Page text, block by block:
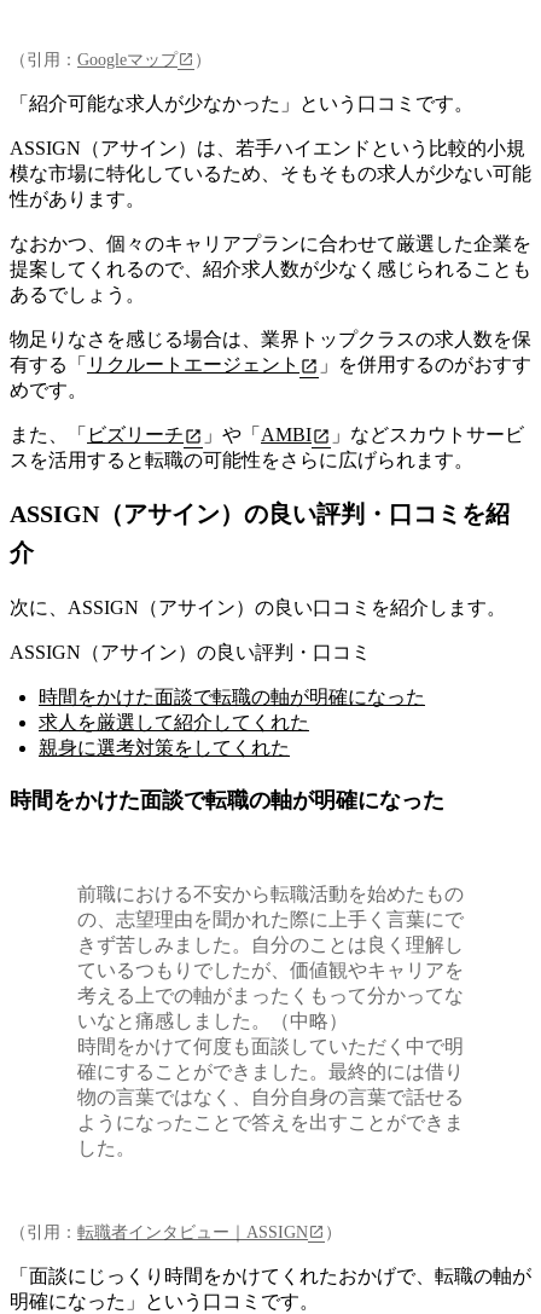
（引用： Googleマップ ）
「紹介可能な求人が少なかった」という口コミです。
ASSIGN（アサイン）は、 若手ハイエンドという比較的小規
模な市場に特化しているため、そもそもの求人が少ない可能
性があります。
なおかつ、個々のキャリアプランに合わせて厳選した企業を
提案してくれるので、紹介求人数が少なく感じられることも
あるでしょう。
物足りなさを感じる場合は、業界トップクラスの求人数を保
有する「 リクルートエージェント
」を併用するのがおすす
めです。
また、「 ビズリーチ 」や「 AMBI
」などスカウトサービ
スを活用すると転職の可能性をさらに広げられます。
ASSIGN（アサイン）の良い評判・口コミを紹
介
次に、ASSIGN（アサイン）の良い口コミを紹介します。
ASSIGN（アサイン）の良い評判・口コミ
時間をかけた面談で転職の軸が明確になった
求人を厳選して紹介してくれた
親身に選考対策をしてくれた
時間をかけた面談で転職の軸が明確になった
前職における不安から転職活動を始めたもの
の、志望理由を聞かれた際に上手く言葉にで
きず苦しみました。自分のことは良く理解し
ているつもりでしたが、価値観やキャリアを
考える上での軸がまったくもって分かってな
いなと痛感しました。（中略）
時間をかけて何度も面談していただく中で明
確にすることができました。最終的には借り
物の言葉ではなく、自分自身の言葉で話せる
ようになったことで答えを出すことができま
した。
（引用： 転職者インタビュー｜ASSIGN ）
「面談にじっくり時間をかけてくれたおかげで、転職の軸が
明確になった」という口コミです。